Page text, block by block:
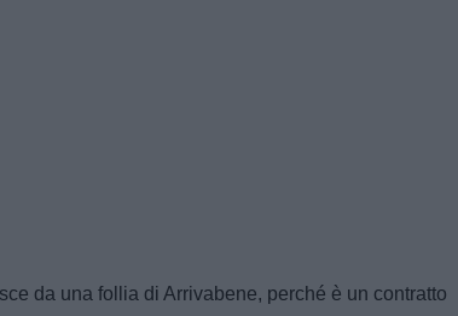
da una follia di Arrivabene, perché è un contratto